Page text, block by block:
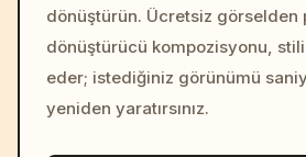
dönüştürün. Ücretsiz görselden
dönüştürücü kompozisyonu, stili
eder; istediğiniz görünümü
yeniden yaratırsınız.